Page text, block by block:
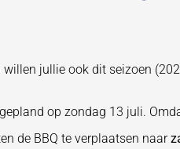
jullie ook dit seizoen
op zondag 13 juli.
de BBQ te verplaatsen naar